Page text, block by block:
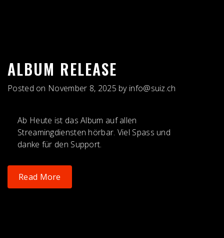
ALBUM RELEASE
Posted on November 8, 2025 by info@suiz.ch
Ab Heute ist das Album auf allen
Streamingdiensten hörbar. Viel Spass und
danke für den Support.
Read More